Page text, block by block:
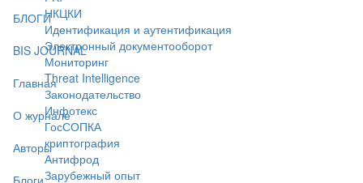
БЛОГИ
BIS JOURNAL
Главная
О журнале
Авторы
Блоги
НКЦКИ
Идентификация и аутентификация
Электронный документооборот
Мониторинг
Threat Intelligence
Законодательство
Инфотекс
ГосСОПКА
криптография
Антифрод
Зарубежный опыт